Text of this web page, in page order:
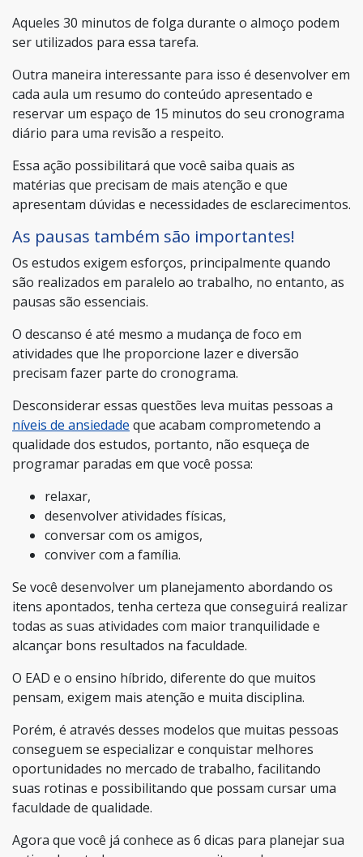
Aqueles 30 minutos de folga durante o almoço podem
ser utilizados para essa tarefa.
Outra maneira interessante para isso é desenvolver em
cada aula um resumo do conteúdo apresentado e
reservar um espaço de 15 minutos do seu cronograma
diário para uma revisão a respeito.
Essa ação possibilitará que você saiba quais as
matérias que precisam de mais atenção e que
apresentam dúvidas e necessidades de esclarecimentos.
As pausas também são importantes!
Os estudos exigem esforços, principalmente quando
são realizados em paralelo ao trabalho, no entanto, as
pausas são essenciais.
O descanso é até mesmo a mudança de foco em
atividades que lhe proporcione lazer e diversão
precisam fazer parte do cronograma.
Desconsiderar essas questões leva muitas pessoas a
níveis de ansiedade que acabam comprometendo a
qualidade dos estudos, portanto, não esqueça de
programar paradas em que você possa:
relaxar,
desenvolver atividades físicas,
conversar com os amigos,
conviver com a família.
Se você desenvolver um planejamento abordando os
itens apontados, tenha certeza que conseguirá realizar
todas as suas atividades com maior tranquilidade e
alcançar bons resultados na faculdade.
O EAD e o ensino híbrido, diferente do que muitos
pensam, exigem mais atenção e muita disciplina.
Porém, é através desses modelos que muitas pessoas
conseguem se especializar e conquistar melhores
oportunidades no mercado de trabalho, facilitando
suas rotinas e possibilitando que possam cursar uma
faculdade de qualidade.
Agora que você já conhece as 6 dicas para planejar sua